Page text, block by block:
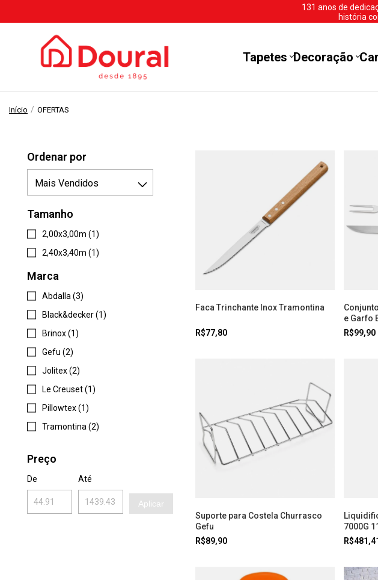
131 anos de
história
Tapetes Decoração
Início / OFERTAS
Ordenar por
Tamanho
2,00x3,00m (1)
2,40x3,40m (1)
Marca
Abdalla (3)
Black&decker (1)
Brinox (1)
Gefu (2)
Jolitex (2)
Le Creuset (1)
Pillowtex (1)
Tramontina (2)
Preço
De Até
Aplicar
Faca Trinchante Inox Tramontina
R$77,80
e Garfo
R$99,90
Suporte para Costela Churrasco
Gefu
R$89,90
7000G
R$481,41